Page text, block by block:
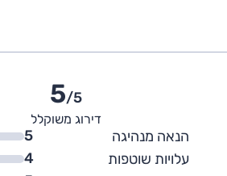
5/5
דירוג משוקלל
הנאה מנהיגה
5
עלויות שוטפות
4